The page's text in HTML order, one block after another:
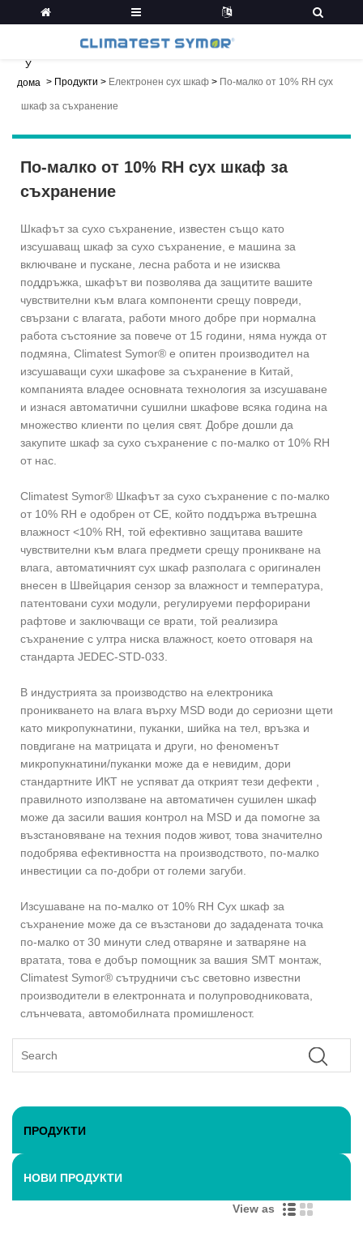
У
дома > Продукти > Електронен сух шкаф > По-малко от 10% RH сух
шкаф за съхранение
По-малко от 10% RH сух шкаф за
съхранение
Шкафът за сухо съхранение, известен също като
изсушаващ шкаф за сухо съхранение, е машина за
включване и пускане, лесна работа и не изисква
поддръжка, шкафът ви позволява да защитите вашите
чувствителни към влага компоненти срещу повреди,
свързани с влагата, работи много добре при нормална
работа състояние за повече от 15 години, няма нужда от
подмяна, Climatest Symor® е опитен производител на
изсушаващи сухи шкафове за съхранение в Китай,
компанията владее основната технология за изсушаване
и изнася автоматични сушилни шкафове всяка година на
множество клиенти по целия свят. Добре дошли да
закупите шкаф за сухо съхранение с по-малко от 10% RH
от нас.
Climatest Symor® Шкафът за сухо съхранение с по-малко
от 10% RH е одобрен от CE, който поддържа вътрешна
влажност <10% RH, той ефективно защитава вашите
чувствителни към влага предмети срещу проникване на
влага, автоматичният сух шкаф разполага с оригинален
внесен в Швейцария сензор за влажност и температура,
патентовани сухи модули, регулируеми перфорирани
рафтове и заключващи се врати, той реализира
съхранение с ултра ниска влажност, което отговаря на
стандарта JEDEC-STD-033.
В индустрията за производство на електроника
проникването на влага върху MSD води до сериозни щети
като микропукнатини, пуканки, шийка на тел, връзка и
повдигане на матрицата и други, но феноменът
микропукнатини/пуканки може да е невидим, дори
стандартните ИКТ не успяват да открият тези дефекти ,
правилното използване на автоматичен сушилен шкаф
може да засили вашия контрол на MSD и да помогне за
възстановяване на техния подов живот, това значително
подобрява ефективността на производството, по-малко
инвестиции са по-добри от големи загуби.
Изсушаване на по-малко от 10% RH Сух шкаф за
съхранение може да се възстанови до зададената точка
по-малко от 30 минути след отваряне и затваряне на
вратата, това е добър помощник за вашия SMT монтаж,
Climatest Symor® сътрудничи със световно известни
производители в електронната и полупроводниковата,
слънчевата, автомобилната промишленост.
ПРОДУКТИ
НОВИ ПРОДУКТИ
View as